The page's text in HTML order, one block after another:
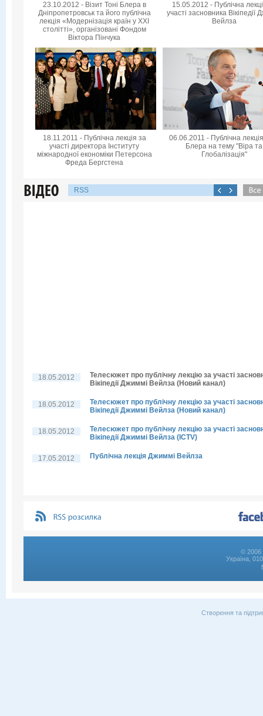
23.10.2012 - Візит Тоні Блера в
Дніпропетровськ та його публічна
лекція «Модернізація країн у XXI
столітті», організовані Фондом
Віктора Пінчука
15.05.2012 - Публічна
участі засновника Вікіпедії
Вейлза
18.11.2011 - Публічна лекція за
участі директора Інституту
міжнародної економіки Петерсона
Фреда Бергстена
06.06.2011 - Публічна
Блера на тему "Віра та
Глобалізація"
RSS
18.05.2012
Телесюжет про публічну лекцію за участі
Вікіпедії Джиммі Вейлза (Новий канал)
18.05.2012
Телесюжет про публічну лекцію за участі
Вікіпедії Джиммі Вейлза (Новий канал)
18.05.2012
Телесюжет про публічну лекцію за участі
Вікіпедії Джиммі Вейлза (ICTV)
17.05.2012 Публічна лекція Джиммі Вейлза
© 2006
Україна,
Створення та